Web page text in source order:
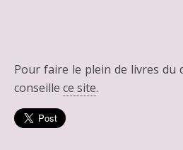
Pour faire le plein de livres du
conseille ce site.